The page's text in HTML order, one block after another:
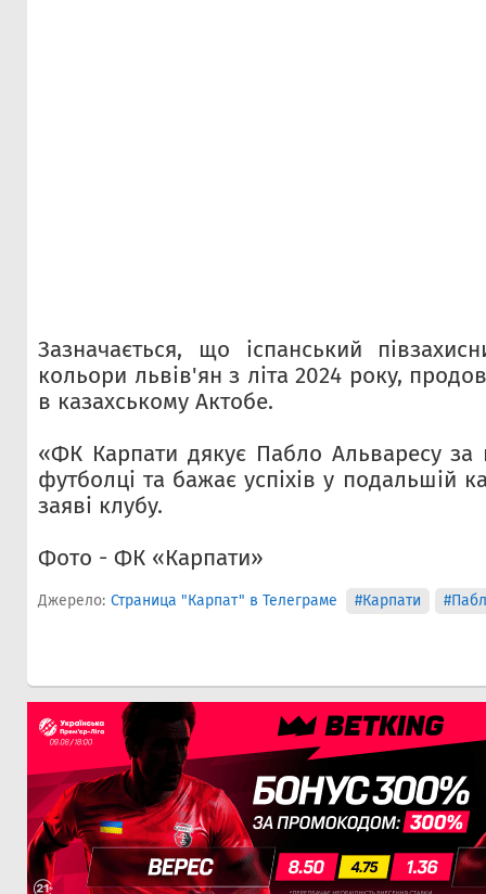
Зазначається, що іспанський
кольори львів'ян з літа 2024 року,
в казахському Актобе.
«ФК Карпати дякує Пабло Альваресу за
футболці та бажає успіхів у подальшій
заяві клубу.
Фото - ФК «Карпати»
Джерело: Страница "Карпат" в Телеграме #Карпати